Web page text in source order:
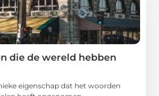
die de wereld hebben
eigenschap dat het woorden